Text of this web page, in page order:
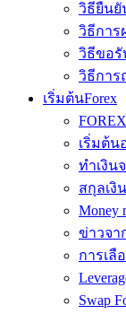
วิธียืนยั
วิธีการ
วิธีขอรั
วิธีการ
เริ่มต้นForex
เริ่มต้น
ทำเงิน
สกุลเงิ
Money
ข่าวจา
การเลื
Swap